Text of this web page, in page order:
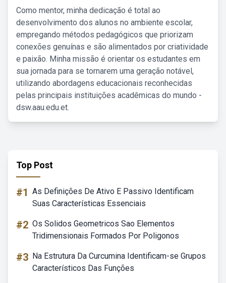
Como mentor, minha dedicação é total ao
desenvolvimento dos alunos no ambiente escolar,
empregando métodos pedagógicos que priorizam
conexões genuínas e são alimentados por criatividade
e paixão. Minha missão é orientar os estudantes em
sua jornada para se tornarem uma geração notável,
utilizando abordagens educacionais reconhecidas
pelas principais instituições acadêmicas do mundo -
dsw.aau.edu.et.
Top Post
#1 As Definições De Ativo E Passivo Identificam
Suas Características Essenciais
#2 Os Solidos Geometricos Sao Elementos
Tridimensionais Formados Por Poligonos
#3 Na Estrutura Da Curcumina Identificam-se Grupos
Característicos Das Funções